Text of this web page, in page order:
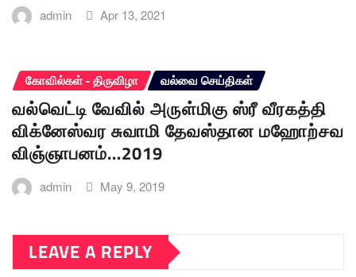
admin Apr 13, 2021
கோவில்கள் - திருவிழா வல்வை செய்திகள்
வல்வெட்டி வேவில் அருள்மிகு ஸ்ரீ வீரகத்தி
விக்னேஸ்வர சுவாமி தேவஸ்தான மஹோற்சவ
விஞ்ஞாபனம்…2019
admin May 9, 2019
LEAVE A REPLY